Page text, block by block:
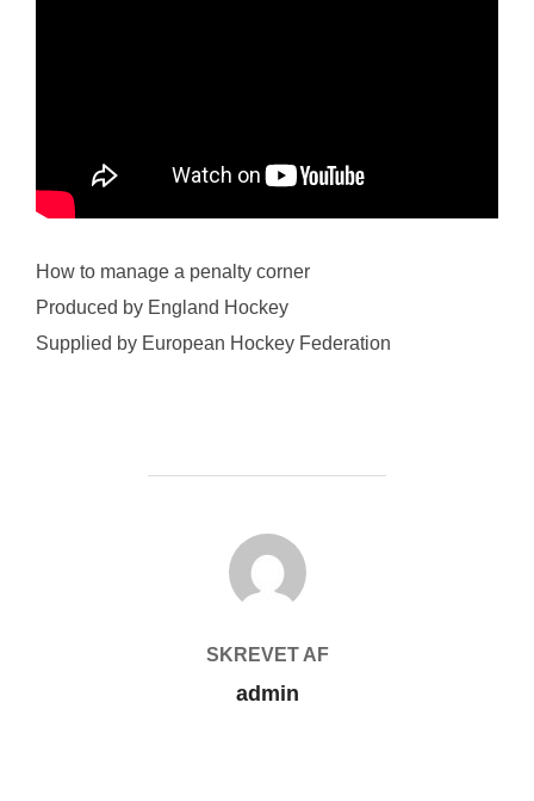
How to manage a penalty corner
Produced by England Hockey
Supplied by European Hockey Federation
FORFATTER
SKREVET AF
admin